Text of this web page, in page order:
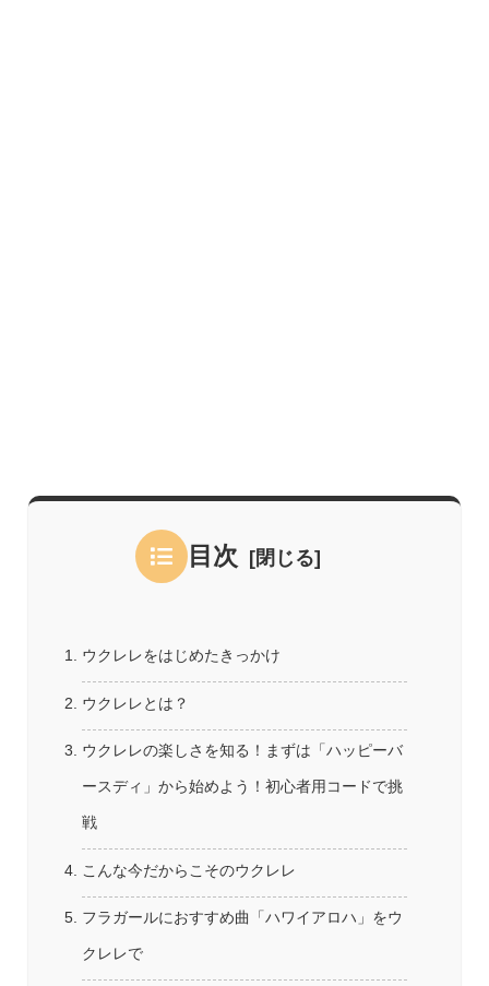
目次
ウクレレをはじめたきっかけ
ウクレレとは？
ウクレレの楽しさを知る！まずは「ハッピーバ
ースディ」から始めよう！初心者用コードで挑
戦
こんな今だからこそのウクレレ
フラガールにおすすめ曲「ハワイアロハ」をウ
クレレで